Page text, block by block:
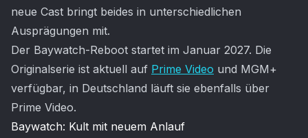
neue Cast bringt beides in unterschiedlichen
Ausprägungen mit.
Der Baywatch-Reboot startet im Januar 2027. Die
Originalserie ist aktuell auf Prime Video und MGM+
verfügbar, in Deutschland läuft sie ebenfalls über
Prime Video.
Baywatch: Kult mit neuem Anlauf